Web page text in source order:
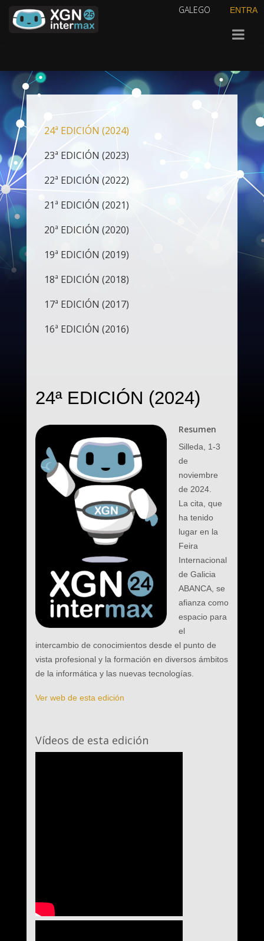
ENTRA
GALEGO
24ª EDICIÓN (2024)
23ª EDICIÓN (2023)
22ª EDICIÓN (2022)
21ª EDICIÓN (2021)
20ª EDICIÓN (2020)
19ª EDICIÓN (2019)
18ª EDICIÓN (2018)
17ª EDICIÓN (2017)
16ª EDICIÓN (2016)
24ª EDICIÓN (2024)
Resumen
Silleda, 1-3
de
noviembre
de 2024.
La cita, que
ha tenido
lugar en la
Feira
Internacional
de Galicia
ABANCA, se
afianza como
espacio para
el
intercambio de conocimientos desde el punto de
vista profesional y la formación en diversos ámbitos
de la informática y las nuevas tecnologías.
Ver web de esta edición
Vídeos de esta edición